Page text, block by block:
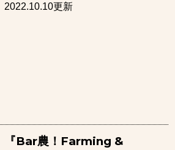
2022.10.10更新
『Bar農！Farming &